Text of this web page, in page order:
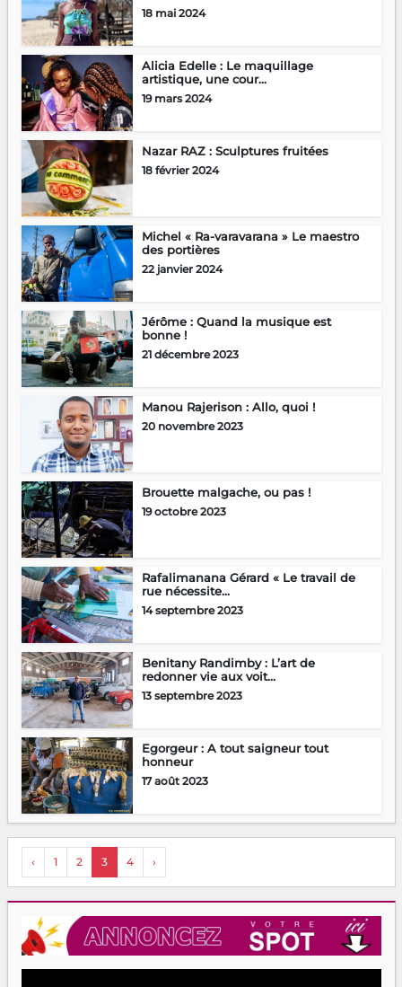
18 mai 2024
Alicia Edelle : Le maquillage
artistique, une cour...
19 mars 2024
Nazar RAZ : Sculptures fruitées
18 février 2024
Michel « Ra-varavarana » Le maestro
des portières
22 janvier 2024
Jérôme : Quand la musique est
bonne !
21 décembre 2023
Manou Rajerison : Allo, quoi !
20 novembre 2023
Brouette malgache, ou pas !
19 octobre 2023
Rafalimanana Gérard « Le travail de
rue nécessite...
14 septembre 2023
Benitany Randimby : L’art de
redonner vie aux voit...
13 septembre 2023
Egorgeur : A tout saigneur tout
honneur
17 août 2023
‹ 1 2 3 4 ›